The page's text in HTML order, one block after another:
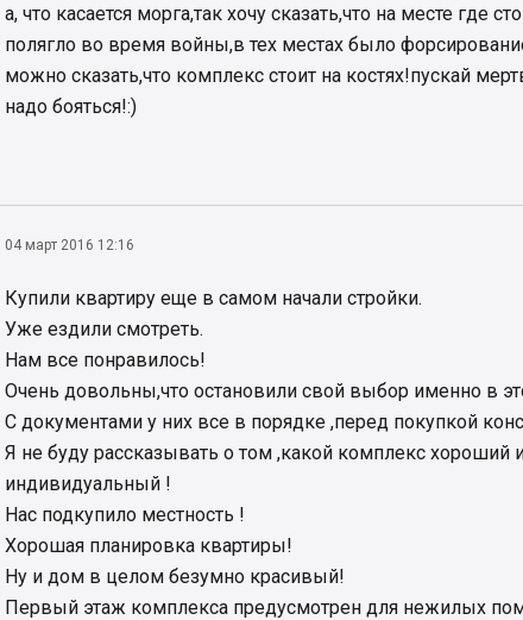
а, что касается морга,так хочу сказать,что на месте где
полягло во время войны,в тех местах было
можно сказать,что комплекс стоит на костях!пускай
надо бояться!:)
04 март 2016 12:16
Купили квартиру еще в самом начали стройки.
Уже ездили смотреть.
Нам все понравилось!
Очень довольны,что остановили свой выбор именно в
С документами у них все в порядке ,перед покупкой
Я не буду рассказывать о том ,какой комплекс хороший
индивидуальный !
Нас подкупило местность !
Хорошая планировка квартиры!
Ну и дом в целом безумно красивый!
Первый этаж комплекса предусмотрен для нежилых